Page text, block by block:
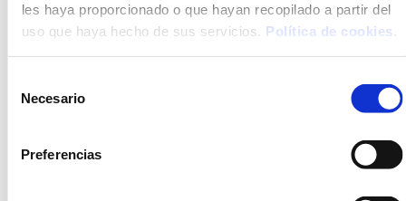
les haya proporcionado o que hayan recopilado a partir del
uso que haya hecho de sus servicios. Política de cookies
Necesario
Preferencias